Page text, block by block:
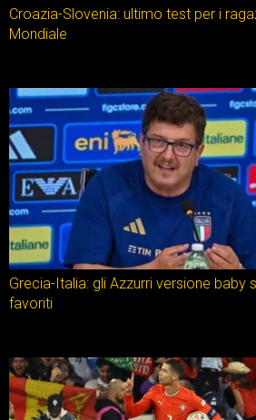
Croazia-Slovenia: ultimo test per i
Mondiale
Grecia-Italia: gli Azzurri versione baby
favoriti